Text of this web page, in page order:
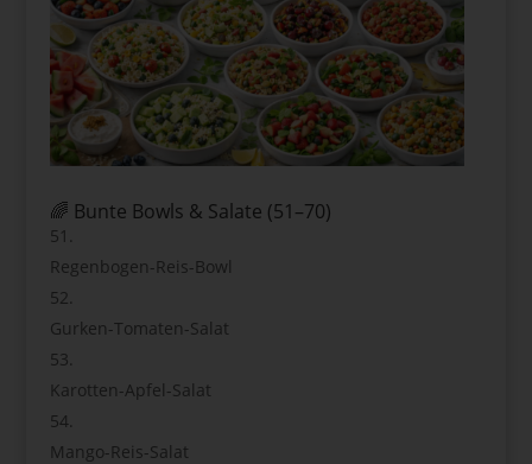
🌈 Bunte Bowls & Salate (51–70)
Regenbogen-Reis-Bowl
Gurken-Tomaten-Salat
Karotten-Apfel-Salat
Mango-Reis-Salat